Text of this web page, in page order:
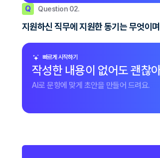
Q Question 02.
지원하신 직무에 지원한 동기는 무엇이
빠르게 시작하기
작성한 내용이 없어도 괜찮
AI로 문항에 맞게 초안을 만들어 드려요.